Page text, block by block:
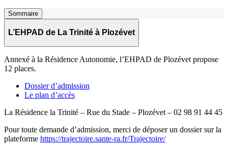
Sommaire
L’EHPAD de La Trinité à Plozévet
Annexé à la Résidence Autonomie, l’EHPAD de Plozévet propose
12 places.
Dossier d’admission
Le plan d’accès
La Résidence la Trinité – Rue du Stade – Plozévet – 02 98 91 44 45
Pour toute demande d’admission, merci de déposer un dossier sur la
plateforme https://trajectoire.sante-ra.fr/Trajectoire/